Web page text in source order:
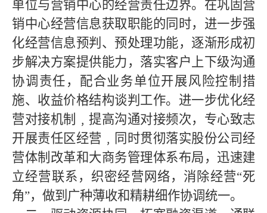
单位与营销中心的经营责任边界。在巩固营
销中心经营信息获取职能的同时，进一步强
化经营信息预判、预处理功能，逐渐形成初
步解决方案提供能力，落实客户上下级沟通
协调责任，配合业务单位开展风险控制措
施、收益价格结构谈判工作。进一步优化经
营对接机制﹐提高沟通对接频次，专心致志
开展责任区经营﹐同时贯彻落实股份公司经
营体制改革和大商务管理体系布局，迅速建
立经营联系，织密经营网络，消除经营“死
角”，做到广种薄收和精耕细作协调统一。